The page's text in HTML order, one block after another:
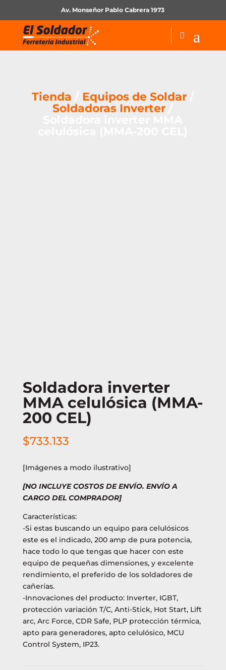
Av. Monseñor Pablo Cabrera 1973
Tienda Equipos de Soldar/
Soldadoras Inverter
Soldadora inverter
MMA celulósica (MMA-
200 CEL)
$733.133
[Imágenes a modo ilustrativo]
[NO INCLUYE COSTOS DE ENVÍO. ENVÍO A
CARGO DEL COMPRADOR]
Características:
-Si estas buscando un equipo para celulósicos
este es el indicado, 200 amp de pura potencia,
hace todo lo que tengas que hacer con este
equipo de pequeñas dimensiones, y excelente
rendimiento, el preferido de los soldadores de
cañerías.
-Innovaciones del producto: Inverter, IGBT,
protección variación T/C, Anti-Stick, Hot Start, Lift
arc, Arc Force, CDR Safe, PLP protección térmica,
apto para generadores, apto celulósico, MCU
Control System, IP23.